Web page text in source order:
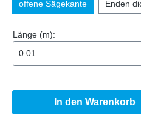
offene Sägekante Enden
Länge (m):
In den Warenkorb